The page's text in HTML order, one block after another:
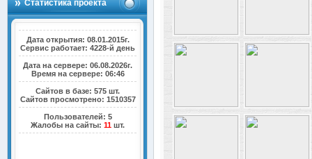
Статистика проекта
Дата открытия: 08.01.2015г.
Сервис работает: 4228-й день
Дата на сервере: 06.08.2026г.
Время на сервере: 06:46
Сайтов в базе: 575 шт.
Сайтов просмотрено: 1510357
Пользователей: 5
Жалобы на сайты:11 шт.